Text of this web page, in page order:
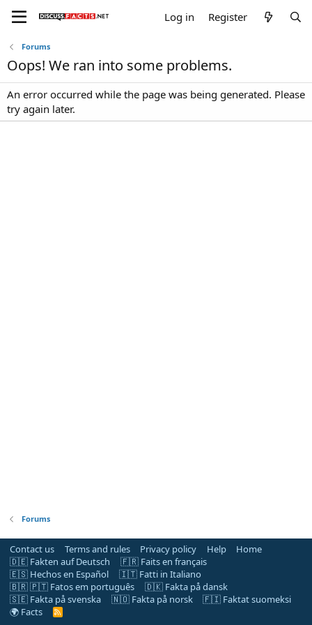
Log in Register
Forums
Oops! We ran into some problems.
An error occurred while the page was being generated. Please
try again later.
Forums
Contact us Terms and rules Privacy policy Help
Home
🇩🇪 Fakten auf Deutsch
🇫🇷 Faits en français
🇪🇸 Hechos en Español
🇮🇹 Fatti in Italiano
🇧🇷 🇵🇹 Fatos em português
🇩🇰 Fakta på dansk
🇸🇪 Fakta på svenska
🇳🇴 Fakta på norsk
🇫🇮 Faktat suomeksi
🌍 Facts
R